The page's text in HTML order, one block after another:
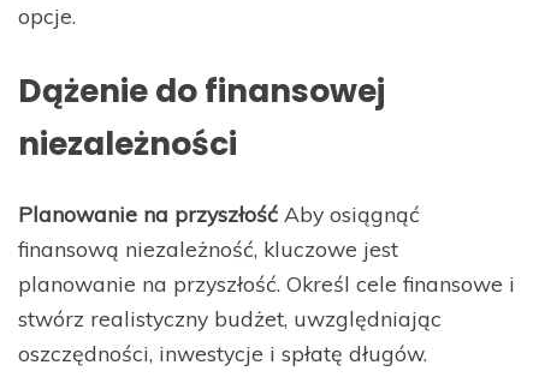
opcje.
Dążenie do finansowej
niezależności
Planowanie na przyszłość Aby osiągnąć
finansową niezależność, kluczowe jest
planowanie na przyszłość. Określ cele finansowe i
stwórz realistyczny budżet, uwzględniając
oszczędności, inwestycje i spłatę długów.